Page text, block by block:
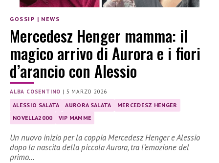
GOSSIP | NEWS
Mercedesz Henger mamma: il
magico arrivo di Aurora e i fiori
d’arancio con Alessio
ALBA COSENTINO | 5 MARZO 2026
ALESSIO SALATA AURORA SALATA
MERCEDESZ HENGER
NOVELLA2000
VIP MAMME
Un nuovo inizio per la coppia Mercedesz Henger e Alessio
dopo la nascita della piccola Aurora, tra l’emozione del
primo…